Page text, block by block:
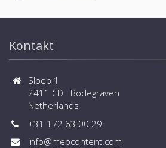
Kontakt
Sloep 1
2411 CD Bodegraven
Netherlands
+31 172 63 00 29
info@mepcontent.com